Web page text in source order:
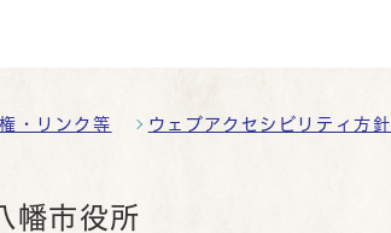
・リンク等 ウェブアクセシビリティ方針
幡市役所